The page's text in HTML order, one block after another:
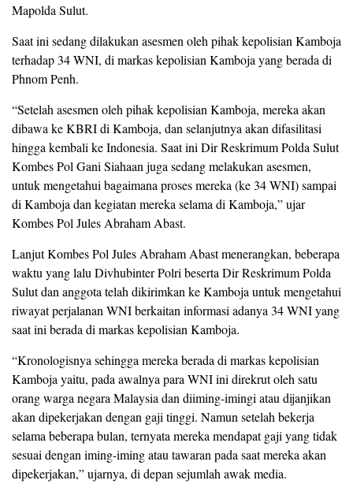
Mapolda Sulut.
Saat ini sedang dilakukan asesmen oleh pihak kepolisian Kamboja
terhadap 34 WNI, di markas kepolisian Kamboja yang berada di
Phnom Penh.
“Setelah asesmen oleh pihak kepolisian Kamboja, mereka akan
dibawa ke KBRI di Kamboja, dan selanjutnya akan difasilitasi
hingga kembali ke Indonesia. Saat ini Dir Reskrimum Polda Sulut
Kombes Pol Gani Siahaan juga sedang melakukan asesmen,
untuk mengetahui bagaimana proses mereka (ke 34 WNI) sampai
di Kamboja dan kegiatan mereka selama di Kamboja,” ujar
Kombes Pol Jules Abraham Abast.
Lanjut Kombes Pol Jules Abraham Abast menerangkan, beberapa
waktu yang lalu Divhubinter Polri beserta Dir Reskrimum Polda
Sulut dan anggota telah dikirimkan ke Kamboja untuk mengetahui
riwayat perjalanan WNI berkaitan informasi adanya 34 WNI yang
saat ini berada di markas kepolisian Kamboja.
“Kronologisnya sehingga mereka berada di markas kepolisian
Kamboja yaitu, pada awalnya para WNI ini direkrut oleh satu
orang warga negara Malaysia dan diiming-imingi atau dijanjikan
akan dipekerjakan dengan gaji tinggi. Namun setelah bekerja
selama beberapa bulan, ternyata mereka mendapat gaji yang tidak
sesuai dengan iming-iming atau tawaran pada saat mereka akan
dipekerjakan,” ujarnya, di depan sejumlah awak media.